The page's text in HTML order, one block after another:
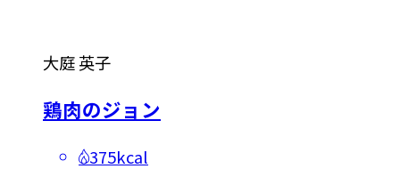
大庭 英子
鶏肉のジョン
375kcal